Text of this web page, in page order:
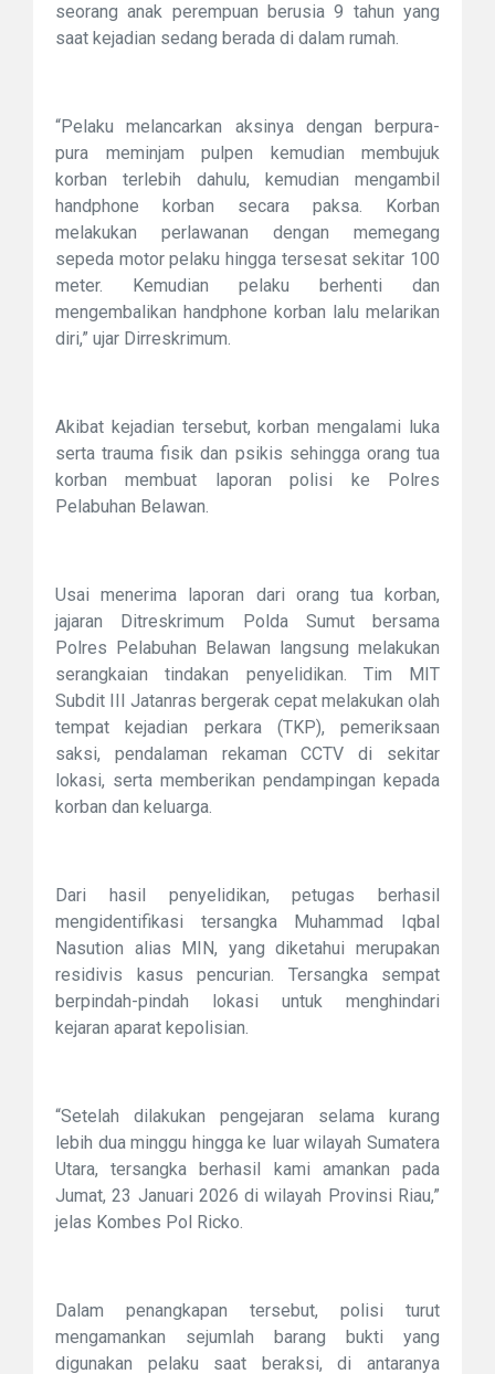
seorang anak perempuan berusia 9 tahun yang
saat kejadian sedang berada di dalam rumah.
“Pelaku melancarkan aksinya dengan berpura-
pura meminjam pulpen kemudian membujuk
korban terlebih dahulu, kemudian mengambil
handphone korban secara paksa. Korban
melakukan perlawanan dengan memegang
sepeda motor pelaku hingga tersesat sekitar 100
meter. Kemudian pelaku berhenti dan
mengembalikan handphone korban lalu melarikan
diri,” ujar Dirreskrimum.
Akibat kejadian tersebut, korban mengalami luka
serta trauma fisik dan psikis sehingga orang tua
korban membuat laporan polisi ke Polres
Pelabuhan Belawan.
Usai menerima laporan dari orang tua korban,
jajaran Ditreskrimum Polda Sumut bersama
Polres Pelabuhan Belawan langsung melakukan
serangkaian tindakan penyelidikan. Tim MIT
Subdit III Jatanras bergerak cepat melakukan olah
tempat kejadian perkara (TKP), pemeriksaan
saksi, pendalaman rekaman CCTV di sekitar
lokasi, serta memberikan pendampingan kepada
korban dan keluarga.
Dari hasil penyelidikan, petugas berhasil
mengidentifikasi tersangka Muhammad Iqbal
Nasution alias MIN, yang diketahui merupakan
residivis kasus pencurian. Tersangka sempat
berpindah-pindah lokasi untuk menghindari
kejaran aparat kepolisian.
“Setelah dilakukan pengejaran selama kurang
lebih dua minggu hingga ke luar wilayah Sumatera
Utara, tersangka berhasil kami amankan pada
Jumat, 23 Januari 2026 di wilayah Provinsi Riau,”
jelas Kombes Pol Ricko.
Dalam penangkapan tersebut, polisi turut
mengamankan sejumlah barang bukti yang
digunakan pelaku saat beraksi, di antaranya